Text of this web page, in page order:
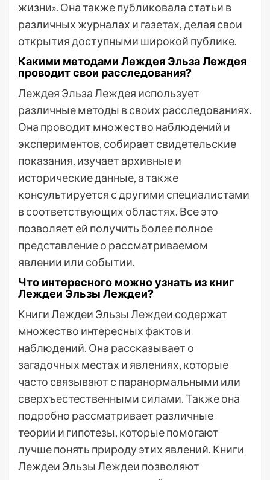
жизни». Она также публиковала статьи в
различных журналах и газетах, делая свои
открытия доступными широкой публике.
Какими методами Леждея Эльза Леждея
проводит свои расследования?
Леждея Эльза Леждея использует
различные методы в своих расследованиях.
Она проводит множество наблюдений и
экспериментов, собирает свидетельские
показания, изучает архивные и
исторические данные, а также
консультируется с другими специалистами
в соответствующих областях. Все это
позволяет ей получить более полное
представление о рассматриваемом
явлении или событии.
Что интересного можно узнать из книг
Леждеи Эльзы Леждеи?
Книги Леждеи Эльзы Леждеи содержат
множество интересных фактов и
наблюдений. Она рассказывает о
загадочных местах и явлениях, которые
часто связывают с паранормальными или
сверхъестественными силами. Также она
подробно рассматривает различные
теории и гипотезы, которые помогают
лучше понять природу этих явлений. Книги
Леждеи Эльзы Леждеи позволяют